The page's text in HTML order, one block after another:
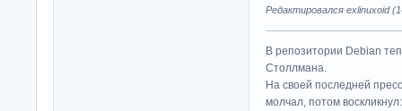
Редактировался exlinuxoid
В репозитории Debian
Столлмана.
На своей последней
молчал, потом